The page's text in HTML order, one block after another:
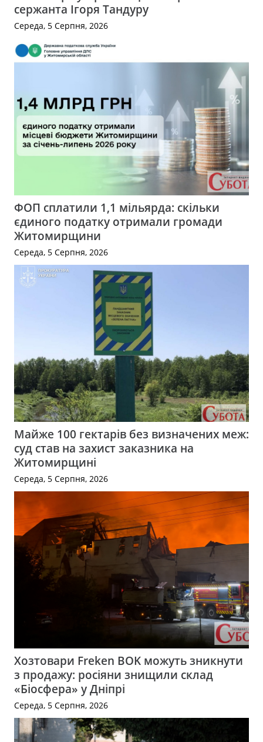
сержанта Ігоря Тандуру
Середа, 5 Серпня, 2026
ФОП сплатили 1,1 мільярда: скільки
єдиного податку отримали громади
Житомирщини
Середа, 5 Серпня, 2026
Майже 100 гектарів без визначених меж:
суд став на захист заказника на
Житомирщині
Середа, 5 Серпня, 2026
Хозтовари Freken BOK можуть зникнути
з продажу: росіяни знищили склад
«Біосфера» у Дніпрі
Середа, 5 Серпня, 2026